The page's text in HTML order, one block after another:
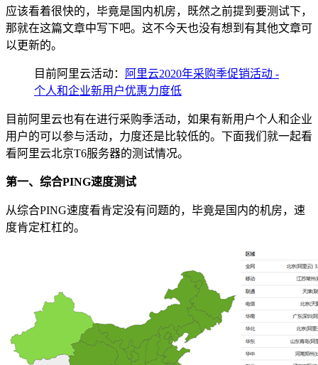
应该看着很快的，毕竟是国内机房，既然之前提到要测试下，
那就在这篇文章中写下吧。这不今天也没有想到有其他文章可
以更新的。
目前阿里云活动：
阿里云2020年采购季促销活动 -
个人和企业新用户优惠力度低
目前阿里云也有在进行采购季活动，如果有新用户个人和企业
用户的可以参与活动，力度还是比较低的。下面我们就一起看
看阿里云北京T6服务器的测试情况。
第一、综合PING速度测试
从综合PING速度看肯定没有问题的，毕竟是国内的机房，速
度肯定杠杠的。